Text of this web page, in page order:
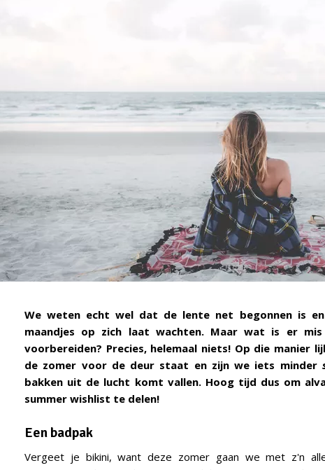
We weten echt wel dat de lente net begonnen is
maandjes op zich laat wachten. Maar wat is er
voorbereiden? Precies, helemaal niets! Op die
de zomer voor de deur staat en zijn we iets minder
bakken uit de lucht komt vallen. Hoog tijd dus om
summer wishlist te delen!
Een badpak
Vergeet je bikini, want deze zomer gaan we met z'n